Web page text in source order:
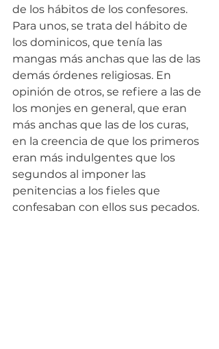
de los hábitos de los confesores.
Para unos, se trata del hábito de
los dominicos, que tenía las
mangas más anchas que las de las
demás órdenes religiosas. En
opinión de otros, se refiere a las de
los monjes en general, que eran
más anchas que las de los curas,
en la creencia de que los primeros
eran más indulgentes que los
segundos al imponer las
penitencias a los fieles que
confesaban con ellos sus pecados.